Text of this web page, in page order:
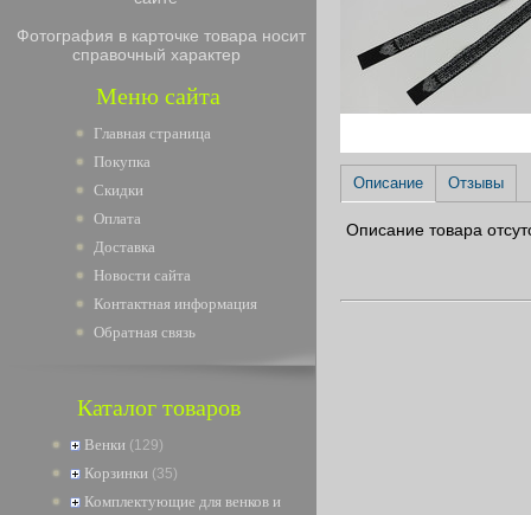
Фотография в карточке товара носит
справочный характер
Меню сайта
Главная страница
Покупка
Скидки
Оплата
Доставка
Новости сайта
Контактная информация
Обратная связь
Каталог товаров
Венки (129)
Корзинки (35)
Комплектующие для венков и
Описание Отзывы
Описание товара